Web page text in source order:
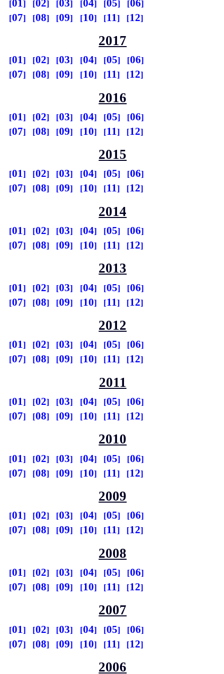
01 02 03 04 05
06
07
08 09 10 11 12
2017
01 02 03 04 05
06
07
08 09 10 11 12
2016
01 02 03 04 05
06
07
08 09 10 11 12
2015
01 02 03 04 05
06
07
08 09 10 11 12
2014
01 02 03 04 05
06
07
08 09 10 11 12
2013
01 02 03 04 05
06
07
08 09 10 11 12
2012
01 02 03 04 05
06
07
08 09 10 11 12
2011
01 02 03 04 05
06
07
08 09 10 11 12
2010
01 02 03 04 05
06
07
08 09 10 11 12
2009
01 02 03 04 05
06
07
08 09 10 11 12
2008
01 02 03 04 05
06
07
08 09 10 11 12
2007
01 02 03 04 05
06
07
08 09 10 11 12
2006